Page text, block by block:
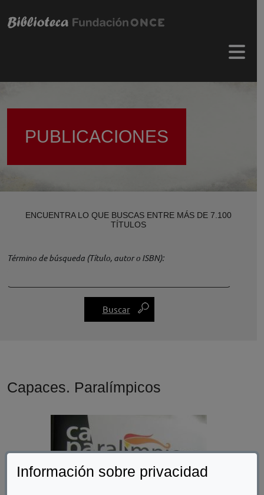
Información sobre privacidad
PUBLICACIONES
ENCUENTRA LO QUE BUSCAS ENTRE MÁS DE 7.100
TÍTULOS
Término de búsqueda (Título, autor o ISBN)
Capaces. Paralímpicos